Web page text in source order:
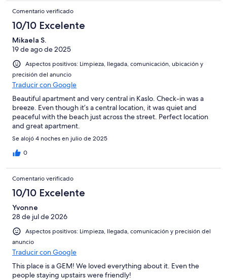
Comentario verificado
10/10 Excelente
Mikaela S.
19 de ago de 2025
Aspectos positivos: Limpieza, llegada, comunicación, ubicación y
precisión del anuncio
Traducir con Google
Beautiful apartment and very central in Kaslo. Check-in was a
breeze. Even though it’s a central location, it was quiet and
peaceful with the beach just across the street. Perfect location
and great apartment.
Se alojó 4 noches en julio de 2025
0
Comentario verificado
10/10 Excelente
Yvonne
28 de jul de 2026
Aspectos positivos: Limpieza, llegada, comunicación y precisión del
anuncio
Traducir con Google
This place is a GEM! We loved everything about it. Even the
people staying upstairs were friendly!